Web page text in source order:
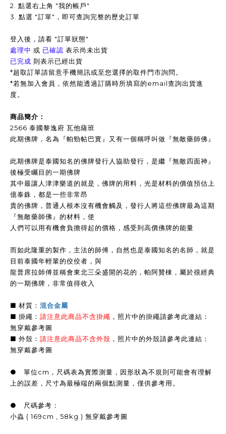
2. 點選右上角 "我的帳戶"
3. 點選 "訂單"，即可查詢完整的歷史訂單
登入後，請看 "訂單狀態"
處理中 或 已確認 表示尚未出貨
已完成 則表示已經出貨
*超取訂單請留意手機簡訊或至您選擇的取件門市詢問。
*若無加入會員，依然能透過訂購時所填寫的email查詢出貨進
度。
商品簡介：
2566 泰國黎逸府 瓦他薩班
此期佛牌，名為『帕勁帖巴實』又有一個稱呼叫做『無敵藥師佛』
此期佛牌是泰國知名的佛牌發行人協助發行，是繼『無敵四面神』
後極受矚目的一期佛牌
其中最讓人津津樂道的就是，佛牌的用料，光是材料的價值預估上
億泰銖，都是一些非常昂
貴的佛牌，普通人根本沒有機會觸及，發行人將這些佛牌最為這期
『無敵藥師佛』的材料，使
人們可以用有機會負擔得起的價格，感受到高價佛牌的能量
而如此隆重的製作，主法的師傅，自然也是泰國知名的名師，就是
目前泰國年輕輩的佼佼者，與
龍普席拉師傅並稱會東北三朵盛開的花的，帕阿贊棟，屬於很經典
的一期佛牌，非常值得收入
■ 材質： 混合金屬
■ 掛繩： 請注意此商品不含掛繩 ，照片中的掛繩請參考此連結：
無穿戴參考圖
■ 外殼： 請注意此商品不含外殼 ，照片中的外殼請參考此連結：
無穿戴參考圖
● 單位cm，尺碼表為實際測量，因形狀為不規則可能會有理解
上的誤差，尺寸為最極端的兩個點測量，僅供參考用。
● 尺碼參考：
小蟲 ( 169cm , 58kg ) 無穿戴參考圖